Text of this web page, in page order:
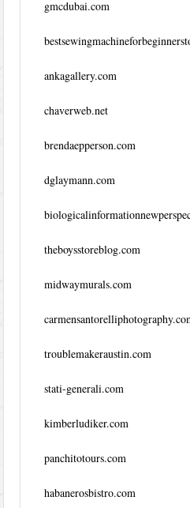
gmcdubai.com
ankagallery.com
chaverweb.net
brendaepperson.com
dglaymann.com
theboysstoreblog.com
midwaymurals.com
troublemakeraustin.com
stati-generali.com
kimberludiker.com
panchitotours.com
habanerosbistro.com